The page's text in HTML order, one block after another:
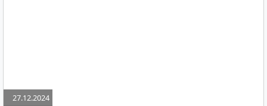
27.12.2024